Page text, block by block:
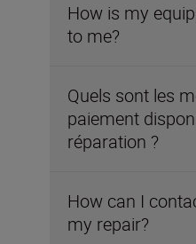
How is my
to me?
Quels sont les
paiement
réparation ?
How can I
my repair?